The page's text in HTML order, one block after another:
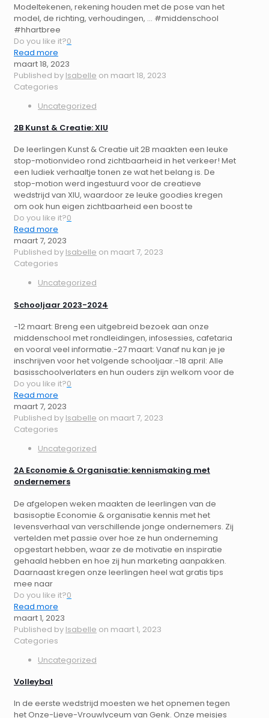
Modeltekenen, rekening houden met de pose van het
model, de richting, verhoudingen, ... #middenschool
#hhartbree
Do you like it?0
Read more
maart 18, 2023
Published by Isabelle on maart 18, 2023
Categories
Uncategorized
2B Kunst & Creatie: XIU
De leerlingen Kunst & Creatie uit 2B maakten een leuke
stop-motionvideo rond zichtbaarheid in het verkeer! Met
een ludiek verhaaltje tonen ze wat het belang is. De
stop-motion werd ingestuurd voor de creatieve
wedstrijd van XIU, waardoor ze leuke goodies kregen
om ook hun eigen zichtbaarheid een boost te
Do you like it?0
Read more
maart 7, 2023
Published by Isabelle on maart 7, 2023
Categories
Uncategorized
Schooljaar 2023-2024
-12 maart: Breng een uitgebreid bezoek aan onze
middenschool met rondleidingen, infosessies, cafetaria
en vooral veel informatie.-27 maart: Vanaf nu kan je je
inschrijven voor het volgende schooljaar.-18 april: Alle
basisschoolverlaters en hun ouders zijn welkom voor de
Do you like it?0
Read more
maart 7, 2023
Published by Isabelle on maart 7, 2023
Categories
Uncategorized
2A Economie & Organisatie: kennismaking met
ondernemers
De afgelopen weken maakten de leerlingen van de
basisoptie Economie & organisatie kennis met het
levensverhaal van verschillende jonge ondernemers. Zij
vertelden met passie over hoe ze hun onderneming
opgestart hebben, waar ze de motivatie en inspiratie
gehaald hebben en hoe zij hun marketing aanpakken.
Daarnaast kregen onze leerlingen heel wat gratis tips
mee naar
Do you like it?0
Read more
maart 1, 2023
Published by Isabelle on maart 1, 2023
Categories
Uncategorized
Volleybal
In de eerste wedstrijd moesten we het opnemen tegen
het Onze-Lieve-Vrouwlyceum van Genk. Onze meisjes